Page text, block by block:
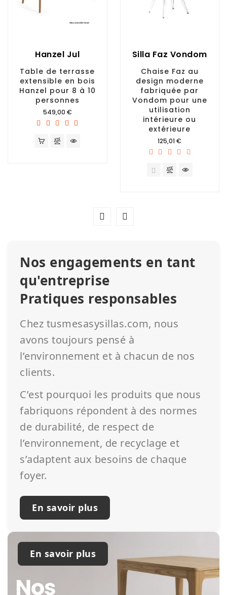
Hanzel Jul
Table de terrasse
extensible en bois
Hanzel pour 8 à 10
personnes
Prix
549,00 €
Silla Faz Vondom
Chaise Faz au
design moderne
fabriquée par
Vondom pour une
utilisation
intérieure ou
extérieure
Prix
125,01 €
Nos engagements en tant
qu'entreprise
Pratiques responsables
Chez tusmesasysillas.com, nous
avons toujours pensé à
l’environnement et à chacun de nos
clients.
C’est pourquoi les produits que nous
fabriquons répondent à des normes
de durabilité, de respect de
l’environnement, de recyclage et
s’adaptent aux besoins de chaque
foyer.
En savoir plus
En savoir plus